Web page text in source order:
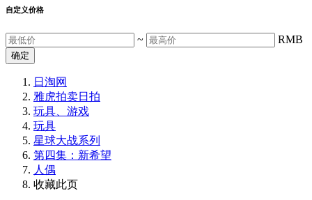
自定义价格
~ RMB
确定
日淘网
雅虎拍卖日拍
玩具、游戏
玩具
星球大战系列
第四集：新希望
人偶
收藏此页